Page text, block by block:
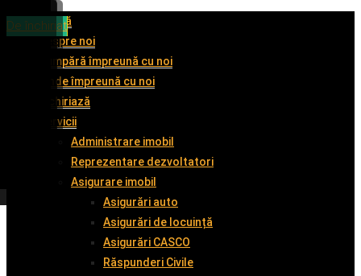
Acasă
Despre noi
Cumpără împreună cu noi
Vinde împreună cu noi
Închiriază
Servicii
Administrare imobil
Reprezentare dezvoltatori
Asigurare imobil
Asigurări auto
Asigurări de locuință
Asigurări CASCO
Răspunderi Civile
De vânzare
De vânzare
De vânzare
De închiriat